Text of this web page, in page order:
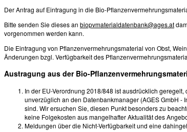
Der Antrag auf Eintragung in die Bio-
Bitte senden Sie dieses an biopvmaterialdatenbank@ages.at
vorgenommen werden kann.
Die Eintragung von Pflanzenvermehrungsmaterial von Obst,
Änderungen bzgl. Verfügbarkeit des
Austragung aus der Bio-
In der EU-Verordnung 2018/848 ist ausdrücklich
unverzüglich an den Datenbankmanager (AGES GmbH -
sind. Wir ersuchen Sie, diesen Punkt besonders zu
keine Folgekosten aus mangelhafter Aktualität des
Meldungen über die Nicht-Verfügbarkeit und eine